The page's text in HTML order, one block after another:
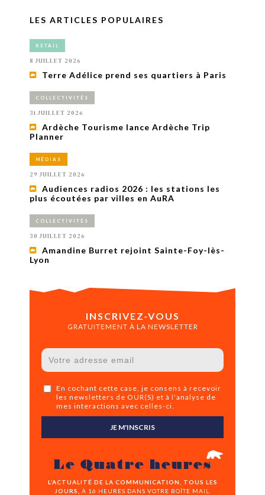
LES ARTICLES POPULAIRES
RETAIL
8 JUILLET 2026
Terre Adélice prend ses quartiers à Paris
COLLECTIVITÉS
31 JUILLET 2026
Ardèche Tourisme lance Ardèche Trip
Planner
MÉDIAS
29 JUILLET 2026
Audiences radios 2026 : les stations les
plus écoutées par villes en AuRA
COLLECTIVITÉS
30 JUILLET 2026
Amandine Burret rejoint Sainte-Foy-lès-
Lyon
INSCRIVEZ-VOUS
GRATUITEMENT À LA NEWSLETTER
En cochant cette case, je consens à recevoir
les newsletters de OUR(S) et à l'analyse de
mes interactions avec celles-ci.
JE M'INSCRIS
Le Quatre heures
L’ACTUALITÉ DE LA COMMUNICATION, TOUS LES
JOURS,
À 16 HEURES DANS VOTRE BOÎTE MAIL.